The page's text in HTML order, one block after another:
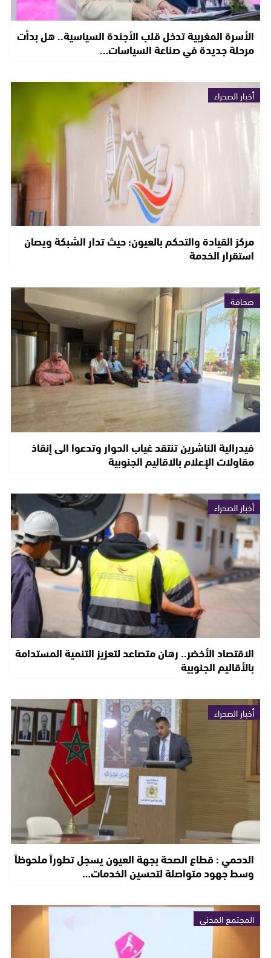
الأسرة المغربية تدخل قلب الأجندة السياسية.. هل بدأت
مرحلة جديدة في صناعة السياسات…
أخبار الصحراء
مركز القيادة والتحكم بالعيون؛ حيث تدار الشبكة ويصان
استقرار الخدمة
صحافة
فيدرالية الناشرين تنتقد غياب الحوار وتدعوا الى إنقاذ
مقاولات الإعلام بالاقاليم الجنوبية
أخبار الصحراء
الاقتصاد الأخضر.. رهان متصاعد لتعزيز التنمية المستدامة
بالأقاليم الجنوبية
أخبار الصحراء
الدحمي : قطاع الصحة بجهة العيون يسجل تطوراً ملحوظاً
وسط جهود متواصلة لتحسين الخدمات…
المجتمع المدني